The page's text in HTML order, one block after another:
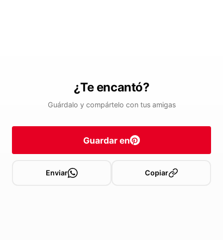
¿Te encantó?
Guárdalo y compártelo con tus amigas
Guardar en
Enviar Copiar